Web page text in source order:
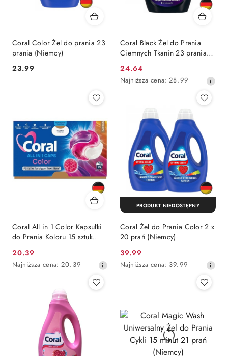
Coral Color Żel do prania 23
prania (Niemcy)
Cena:
23.99
Coral Black Żel do Prania
Ciemnych Tkanin 23 prania
Cena
promocyjna:
24.64
Najniższa
obniżką
Najniższa cena: 28.99
Coral All in 1 Color Kapsułki
do Prania Koloru 15 sztuk
Cena
promocyjna:
20.39
Najniższa
Najniższa cena: 20.39
Coral Żel do Prania Color 2 x
20 prań (Niemcy)
Cena
promocyjna:
39.99
Najniższa
przed
obniżką
Najniższa cena: 39.99
PRODUKT NIEDOSTĘPNY